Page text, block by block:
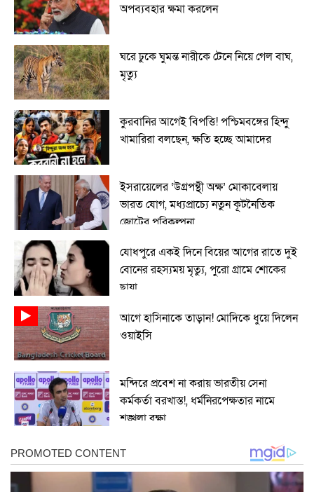
অপব্যবহার ক্ষমা করলেন
ঘরে ঢুকে ঘুমন্ত নারীকে টেনে নিয়ে গেল বাঘ,
মৃত্যু
কুরবানির আগেই বিপত্তি! পশ্চিমবঙ্গের হিন্দু
খামারিরা বলছেন, ক্ষতি হচ্ছে আমাদের
ইসরায়েলের ‘উগ্রপন্থী অক্ষ’ মোকাবেলায়
ভারত যোগ, মধ্যপ্রাচ্যে নতুন কূটনৈতিক
জোটের পরিকল্পনা
যোধপুরে একই দিনে বিয়ের আগের রাতে দুই
বোনের রহস্যময় মৃত্যু, পুরো গ্রামে শোকের
ছায়া
আগে হাসিনাকে তাড়ান! মোদিকে ধুয়ে দিলেন
ওয়াইসি
মন্দিরে প্রবেশ না করায় ভারতীয় সেনা
কর্মকর্তা বরখাস্ত!, ধর্মনিরপেক্ষতার নামে
শৃঙ্খলা রক্ষা